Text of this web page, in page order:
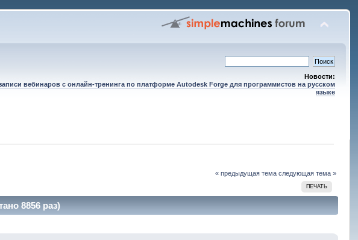
Новости:
вебинаров с онлайн-тренинга по платформе Autodesk Forge для программистов на русском
языке
« предыдущая тема следующая тема »
ПЕЧАТЬ
8856 раз)